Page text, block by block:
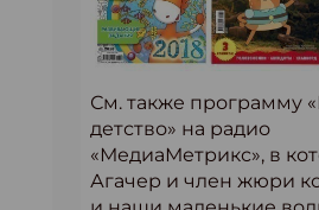
См. также программу
детство» на радио
«МедиаМетрикс», в
Агачер и член жюри